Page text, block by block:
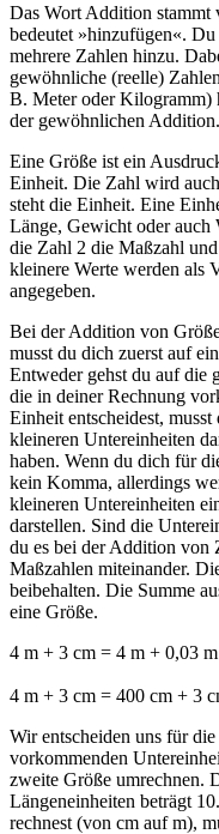
Das Wort Addition stammt
bedeutet »hinzufügen«.
mehrere Zahlen hinzu.
gewöhnliche (reelle)
B. Meter oder Kilogramm)
der gewöhnlichen Addition.
Eine Größe ist ein
Einheit. Die Zahl wird
steht die Einheit. Eine
Länge, Gewicht oder auch
die Zahl 2 die Maßzahl
kleinere Werte werden als
angegeben.
Bei der Addition von
musst du dich zuerst auf
Entweder gehst du auf die
die in deiner Rechnung
Einheit entscheidest,
kleineren Untereinheiten
haben. Wenn du dich für
kein Komma, allerdings
kleineren Untereinheiten
darstellen. Sind die
du es bei der Addition von
Maßzahlen miteinander.
beibehalten. Die Summe
eine Größe.
4 m + 3 cm = 4 m + 0,03
4 m + 3 cm = 400 cm + 3
Wir entscheiden uns für
vorkommenden
zweite Größe umrechnen.
Längeneinheiten beträgt
rechnest (von cm auf m),